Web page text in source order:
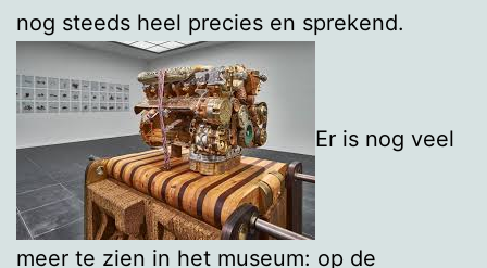
nog steeds heel precies en sprekend.
Er is nog veel
meer te zien in het museum: op de